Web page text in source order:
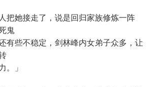
她接走了，说是回归家族修炼一阵
鬼
有些不稳定，剑林峰内女弟子众多，让
。」